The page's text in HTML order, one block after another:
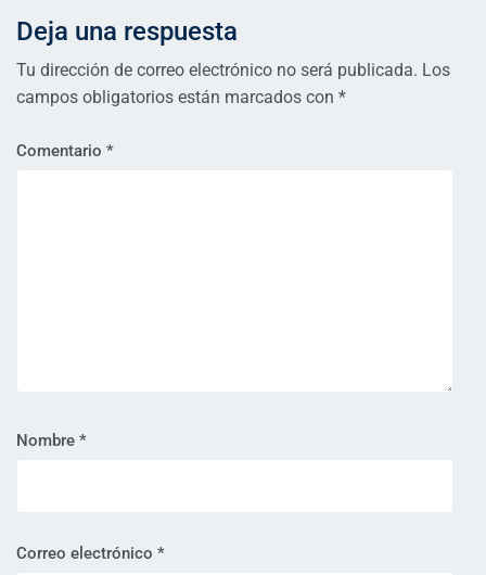
Deja una respuesta
Tu dirección de correo electrónico no será publicada. Los
campos obligatorios están marcados con *
Comentario *
Nombre *
Correo electrónico *